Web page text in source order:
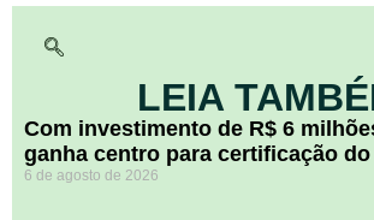
LEIA
Com investimento de R$ 6
ganha centro para certificação
6 de agosto de 2026